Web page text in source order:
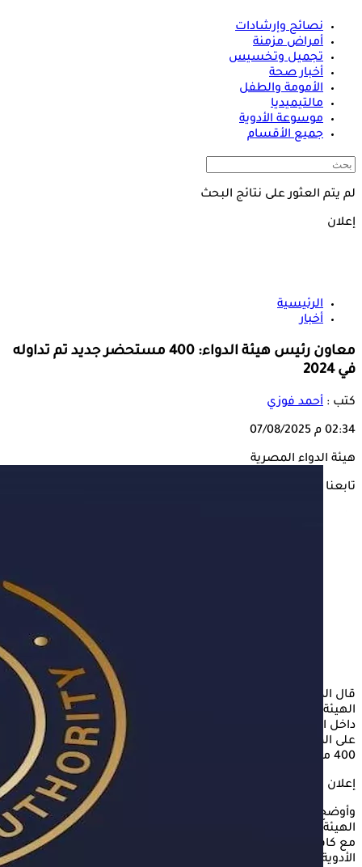
نصائح وإرشادات
أمراض مزمنة
تجميل وتخسيس
أخبار صحة
الأمومة والطفل
مالتيميديا
موسوعة الأدوية
جميع الأقسام
لم يتم العثور على نتائج البحث
إعلان
الرئيسية
أخبار
معاون رئيس هيئة الدواء: 400 مستحضر جديد تم تداوله
في 2024
كتب : أحمد فوزي
02:34 م 07/08/2025
هيئة الدواء المصرية
تابعنا على
قال الدكتور مصطفى حاتم، معاون رئيس هيئة الدواء المصرية، إن
الهيئة تواصل جهودها لضمان توافر الأدوية الحيوية والاستراتيجية
داخل السوق المصري، في ظل التحديات التي يشهدها قطاع الدواء
على المستوى العالمي، مشيرا إلى أن عام 2024 شهد تداول نحو
400 مستحضر دوائي جديد داخل السوق المحلي.
إعلان
وأوضح حاتم خلال كلمته ضمن فعاليات مؤتمر هيئة الدواء، أن
الهيئة تعمل بشكل مستمر على متابعة الموقف الدوائي، بالتنسيق
مع كافة الجهات المعنية، لمواجهة أي تحديات تتعلق بنقص
الأدوية أو تأخر الإمداد، وذلك ضمن خطتها لتحقيق الأمن الدوائي.